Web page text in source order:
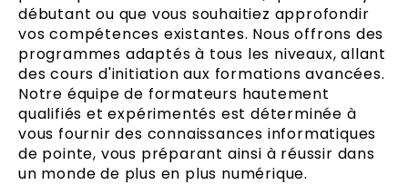
débutant ou que vous souhaitiez approfondir
vos compétences existantes. Nous offrons des
programmes adaptés à tous les niveaux, allant
des cours d'initiation aux formations avancées.
Notre équipe de formateurs hautement
qualifiés et expérimentés est déterminée à
vous fournir des connaissances informatiques
de pointe, vous préparant ainsi à réussir dans
un monde de plus en plus numérique.